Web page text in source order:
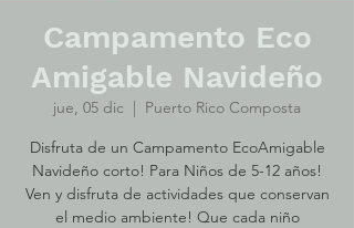
Campamento Eco
Amigable Navideño
jue, 05 dic
  |
Puerto Rico Composta
Disfruta de un Campamento EcoAmigable
Navideño corto! Para Niños de 5-12 años!
Ven y disfruta de actividades que conservan
el medio ambiente! Que cada niño